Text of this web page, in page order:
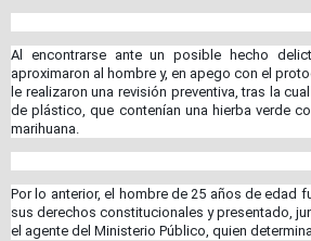
Al encontrarse ante un posible hecho
aproximaron al hombre y, en apego con el
le realizaron una revisión preventiva, tras la
de plástico, que contenían una hierba verde
marihuana.
Por lo anterior, el hombre de 25 años de edad
sus derechos constitucionales y presentado,
el agente del Ministerio Público, quien